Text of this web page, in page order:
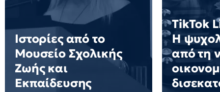
Ιστορίες από το
Μουσείο Σχολικής
Ζωής και
Εκπαίδευσης
TikTok
Η
από τη